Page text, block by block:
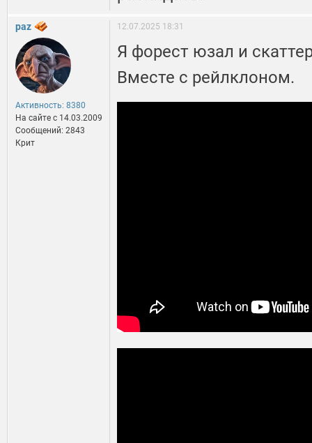
paz
Активность: 8380
На сайте c 14.03.2009
Сообщений: 2843
Крит
12.07.2025 18:31
Я форест юзал и
Вместе с рейлклоном.